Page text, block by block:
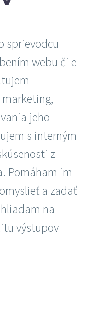
sprievodcu
webu či e-
jeho
s interným
z
Pomáham im
a zadať
na
výstupov